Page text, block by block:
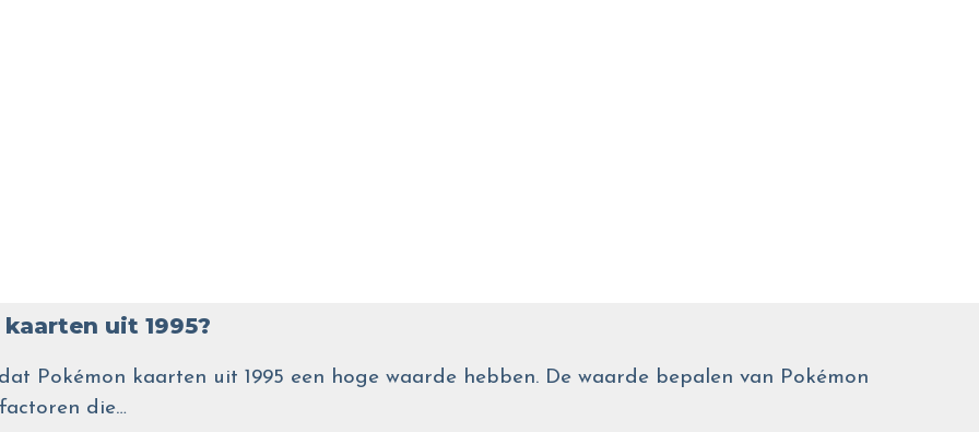
uit 1995?
Pokémon kaarten uit 1995 een hoge waarde hebben. De waarde bepalen van Pokémon
die…